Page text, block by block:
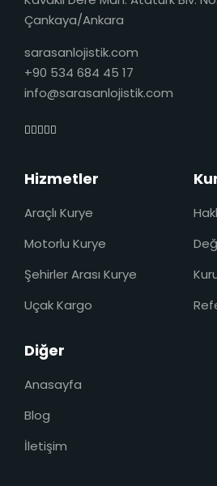
Çankaya/Ankara
sarasanlojistik.com
+90 534 684 45 17
info@sarasanlojistik.com
Hizmetler
Araçlı Kurye
Motorlu Kurye
Şehirler Arası Kurye
Uçak Kargo
Diğer
Anasayfa
Blog
İletişim